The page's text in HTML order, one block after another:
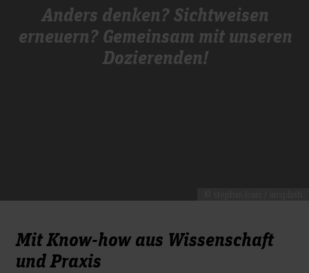
Anders denken? Sichtweisen
erneuern? Gemeinsam mit unseren
Dozierenden!
Mit Know-how aus Wissenschaft
und Praxis